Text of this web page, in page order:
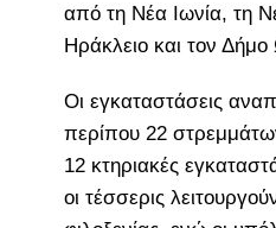
από τη Νέα Ιωνία, τη
Ηράκλειο και τον
Οι εγκαταστάσεις
περίπου 22
12 κτηριακές
οι τέσσερις